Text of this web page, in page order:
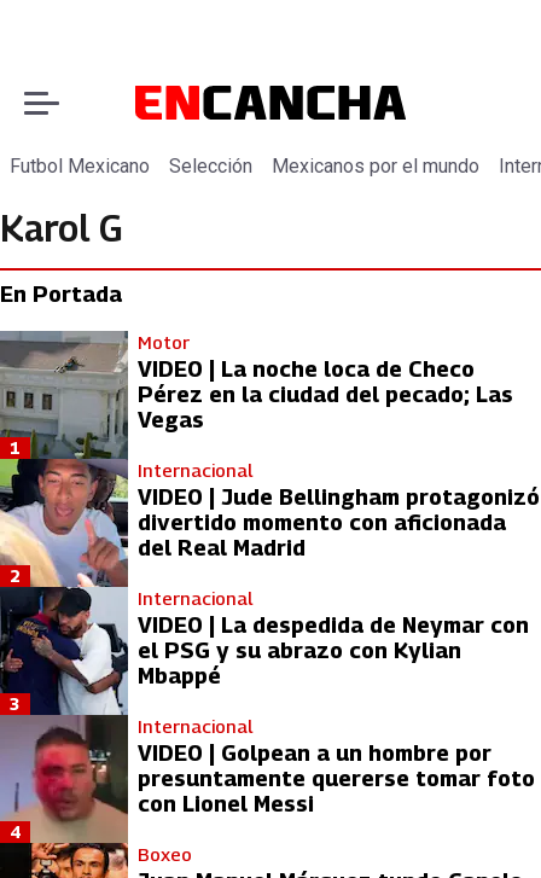
Futbol Mexicano Selección Mexicanos por el mundo
Karol G
En Portada
Motor
VIDEO | La noche loca de Checo
Pérez en la ciudad del pecado; Las
Vegas
1
Internacional
VIDEO | Jude Bellingham protagonizó
divertido momento con aficionada
del Real Madrid
2
Internacional
VIDEO | La despedida de Neymar con
el PSG y su abrazo con Kylian
Mbappé
3
Internacional
VIDEO | Golpean a un hombre por
presuntamente quererse tomar foto
con Lionel Messi
4
Boxeo